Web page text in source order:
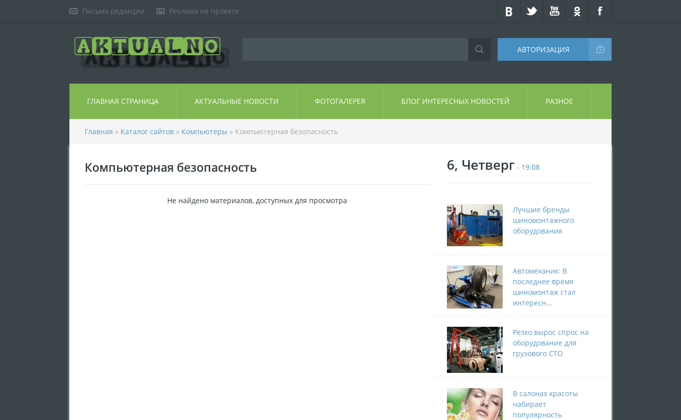
Письмо редакции Реклама на проекте
АВТОРИЗАЦИЯ
ГЛАВНАЯ СТРАНИЦА АКТУАЛЬНЫЕ НОВОСТИ ФОТОГАЛЕРЕЯ БЛОГ ИНТЕРЕСНЫХ НОВОСТЕЙ РАЗНОЕ
Главная » Каталог сайтов » Компьютеры » Компьютерная безопасность
Компьютерная безопасность
Не найдено материалов, доступных для просмотра
6, Четверг - 19:08
Лучшие бренды
шиномонтажного
оборудования
Автомеханик: В
последнее время
шиномонтаж стал
интересн...
Резко вырос спрос на
оборудование для
грузового СТО
В салонах красоты
набирает
популярность